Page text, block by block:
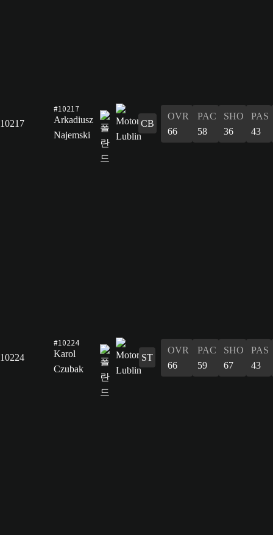
10217
#10217
Arkadiusz
Najemski
CB
OVR
66
PAC
58
SHO
36
PAS
43
10224
#10224
Karol
Czubak
ST
OVR
66
PAC
59
SHO
67
PAS
43